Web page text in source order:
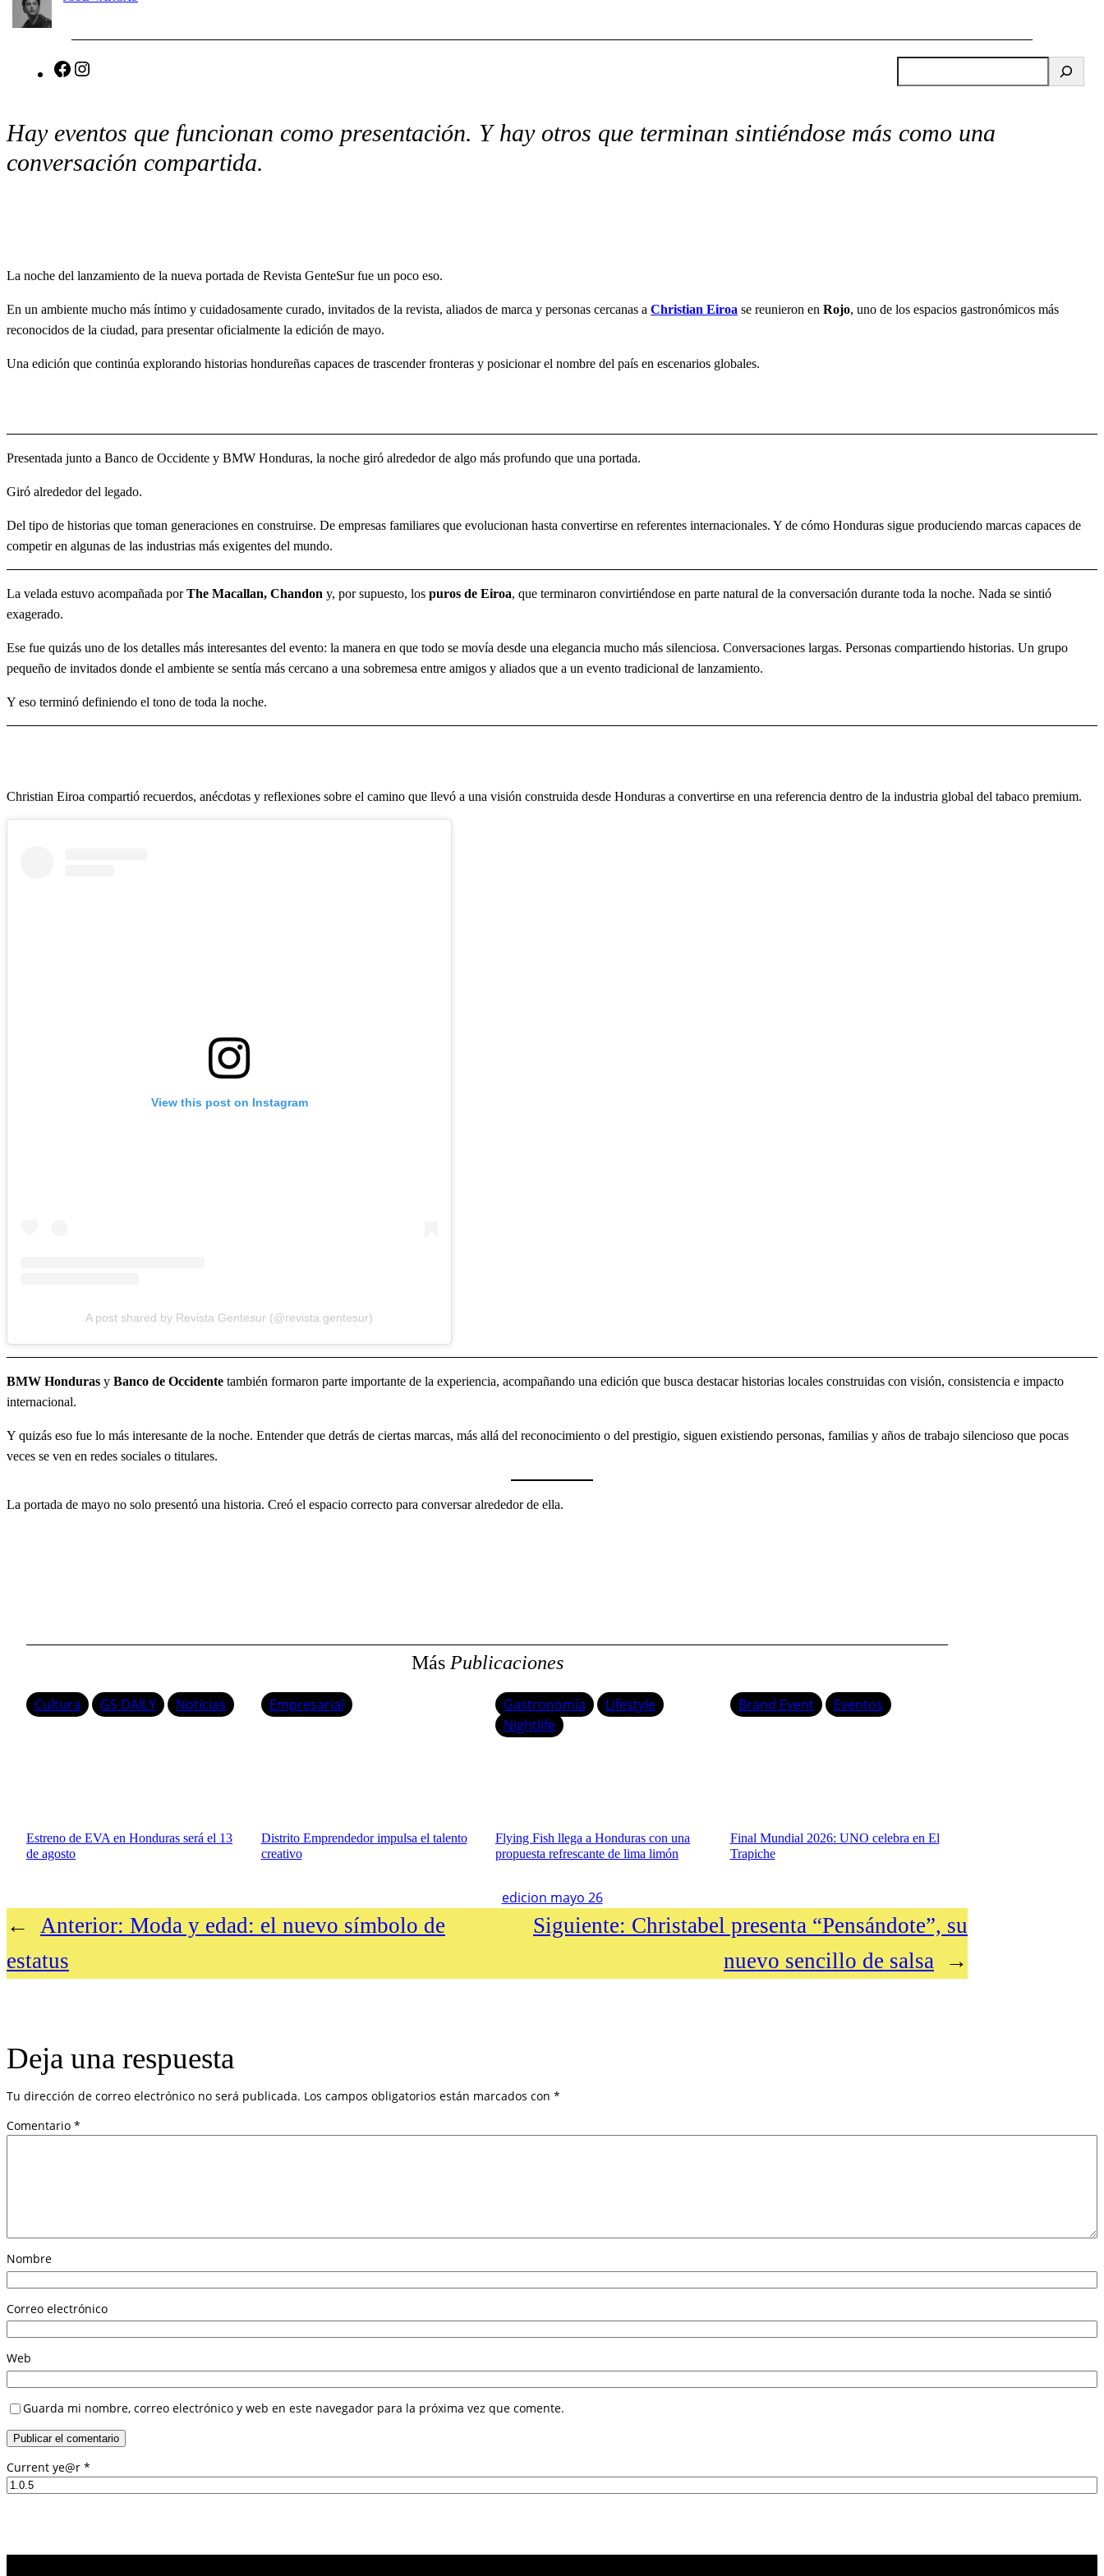
F
e
o
t
g
u
c
Hay eventos que funcionan como presentación. Y hay otros que terminan sintiéndose más como una
conversación compartida.
La noche del lanzamiento de la nueva portada de Revista GenteSur fue un poco eso.
En un ambiente mucho más íntimo y cuidadosamente curado, invitados de la revista, aliados de marca y personas cercanas a Christian Eiroa se reunieron en Rojo, uno de los espacios gastronómicos más
reconocidos de la ciudad, para presentar oficialmente la edición de mayo.
Una edición que continúa explorando historias hondureñas capaces de trascender fronteras y posicionar el nombre del país en escenarios globales.
Presentada junto a Banco de Occidente y BMW Honduras, la noche giró alrededor de algo más profundo que una portada.
Giró alrededor del legado.
Del tipo de historias que toman generaciones en construirse. De empresas familiares que evolucionan hasta convertirse en referentes internacionales. Y de cómo Honduras sigue produciendo marcas capaces de
competir en algunas de las industrias más exigentes del mundo.
La velada estuvo acompañada porThe Macallan, Chandon y, por supuesto, los puros de Eiroa, que terminaron convirtiéndose en parte natural de la conversación durante toda la noche. Nada se sintió
exagerado.
Ese fue quizás uno de los detalles más interesantes del evento: la manera en que todo se movía desde una elegancia mucho más silenciosa. Conversaciones largas. Personas compartiendo historias. Un grupo
pequeño de invitados donde el ambiente se sentía más cercano a una sobremesa entre amigos y aliados que a un evento tradicional de lanzamiento.
Y eso terminó definiendo el tono de toda la noche.
Christian Eiroa compartió recuerdos, anécdotas y reflexiones sobre el camino que llevó a una visión construida desde Honduras a convertirse en una referencia dentro de la industria global del tabaco premium.
View this post on Instagram
A post shared by Revista Gentesur (@revista.gentesur)
BMW Honduras y Banco de Occidente también formaron parte importante de la experiencia, acompañando una edición que busca destacar historias locales construidas con visión, consistencia e impacto
internacional.
Y quizás eso fue lo más interesante de la noche. Entender que detrás de ciertas marcas, más allá del reconocimiento o del prestigio, siguen existiendo personas, familias y años de trabajo silencioso que pocas
veces se ven en redes sociales o titulares.
La portada de mayo no solo presentó una historia. Creó el espacio correcto para conversar alrededor de ella.
MásPublicaciones
Cultura GS DAILY Noticias
Estreno de EVA en Honduras será el 13
de agosto
Empresarial
Distrito Emprendedor impulsa el talento
creativo
Gastronomía
Lifestyle
Nightlife
Flying Fish llega a Honduras con una
propuesta refrescante de lima limón
Brand Event Eventos
Final Mundial 2026: UNO celebra en El
Trapiche
edicion mayo 26
← Anterior: Moda y edad: el nuevo símbolo de
estatus
Siguiente: Christabel presenta “Pensándote”, su
nuevo sencillo de salsa
→
Deja una respuesta
Tu dirección de correo electrónico no será publicada. Los campos obligatorios están marcados con *
Comentario *
Nombre
Correo electrónico
Web
Guarda mi nombre, correo electrónico y web en este navegador para la próxima vez que comente.
Current ye@r *